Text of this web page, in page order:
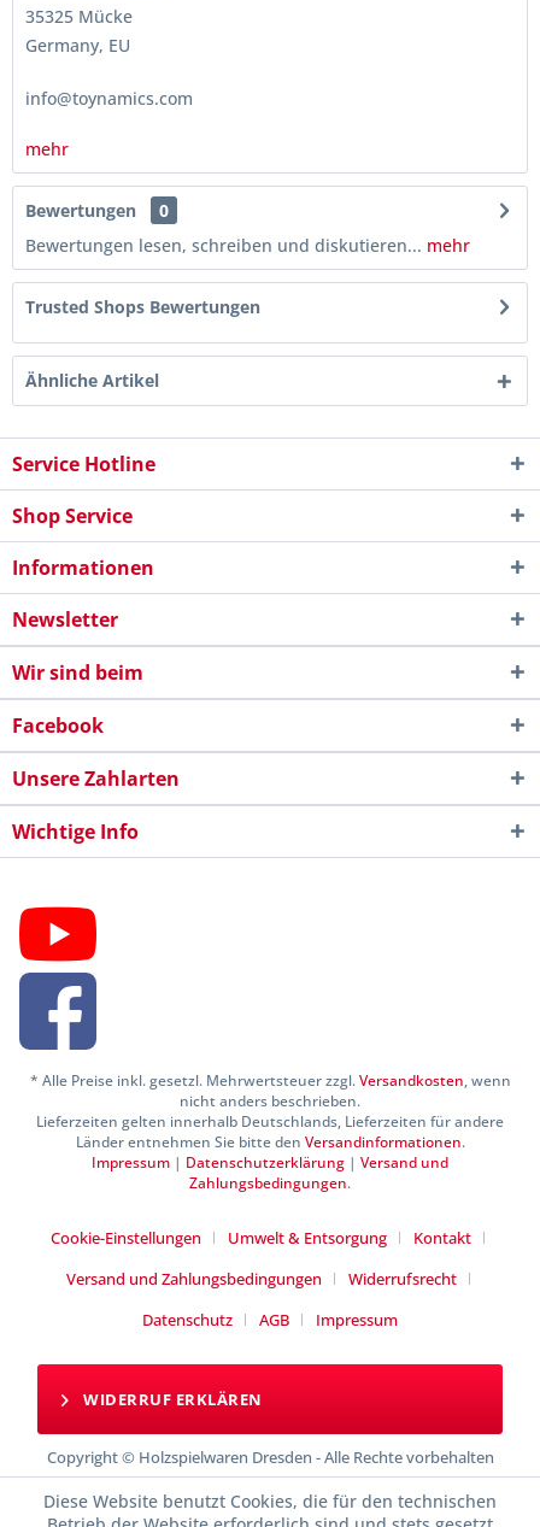
35325 Mücke
Germany, EU
info@toynamics.com
mehr
Bewertungen
0
Bewertungen lesen, schreiben und diskutieren... mehr
Trusted Shops Bewertungen
Ähnliche Artikel
Service Hotline
Shop Service
Informationen
Newsletter
Wir sind beim
Facebook
Unsere Zahlarten
Wichtige Info
* Alle Preise inkl. gesetzl. Mehrwertsteuer zzgl.Versandkosten, wenn
nicht anders beschrieben.
Lieferzeiten gelten innerhalb Deutschlands, Lieferzeiten für andere
Länder entnehmen Sie bitte den Versandinformationen.
Impressum | Datenschutzerklärung | Versand und
Zahlungsbedingungen.
Cookie-Einstellungen Umwelt & Entsorgung
Kontakt
Versand und Zahlungsbedingungen
Widerrufsrecht
Datenschutz
AGB Impressum
WIDERRUF ERKLÄREN
Copyright © Holzspielwaren Dresden - Alle Rechte vorbehalten
Diese Website benutzt Cookies, die für den technischen